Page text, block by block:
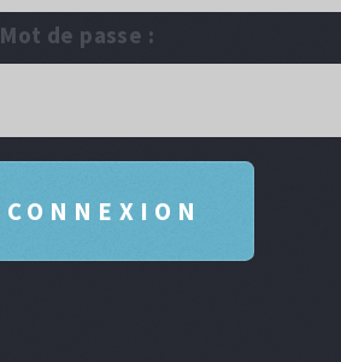
Mot de passe :